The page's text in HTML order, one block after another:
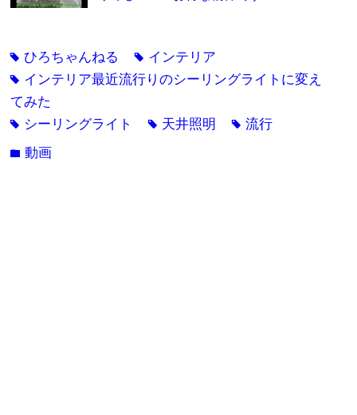
tagひろちゃんねる tag インテリア
tag インテリア最近流行りのシーリングライトに変え
てみた
tag シーリングライト tag 天井照明 tag流行
folder動画